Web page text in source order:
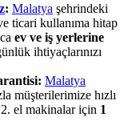
: Malatya şehrindeki
ticari kullanıma hitap
ev ve iş yerlerine
ihtiyaçlarınızı
Malatya
müşterilerimize hızlı
el makinalar için 1